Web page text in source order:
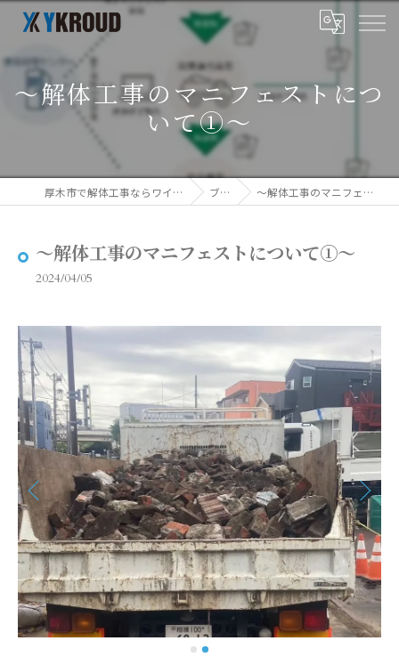
～解体工事のマニフェストにつ
いて①～
厚木市で解体工事ならワイクラウド株式会社 ブログ ～解体工事のマニフェストについて①～
～解体工事のマニフェストについて①～
2024/04/05